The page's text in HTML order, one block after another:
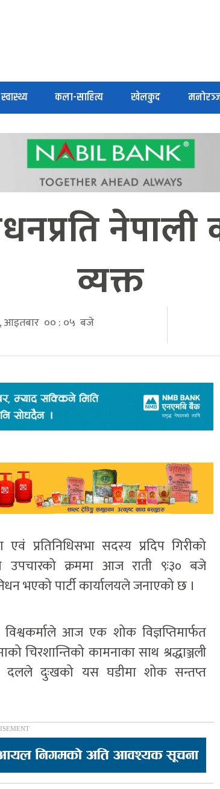
स्वास्थ्य कला-साहित्य खेलकुद
नेपाली
व्यक्त
आइतबार ०० : ०५ बजे
प्रतिनिधिसभा सदस्य प्रदिप गिरीको
क्रममा आज राती ९ः३० बजे
भएको पार्टी कार्यालयले जनाएको छ ।
आज एक शोक विज्ञप्तिमार्फत
चिरशान्तिको कामनाका साथ श्रद्धाञ्जली
दुःखको यस घडीमा शोक सन्तप्त